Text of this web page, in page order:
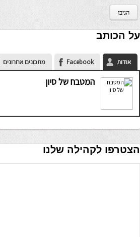
על הכותב
אודות Facebook מתכונים אחרונים
המטבח של סיון
הצטרפו לקהילה שלנו